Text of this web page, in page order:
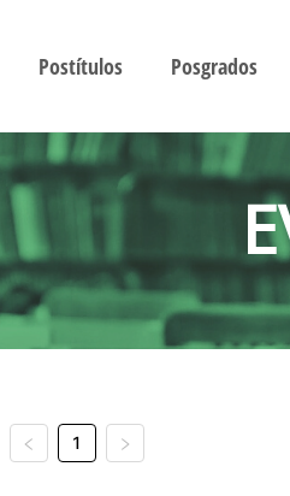
Postítulos Posgrados
1